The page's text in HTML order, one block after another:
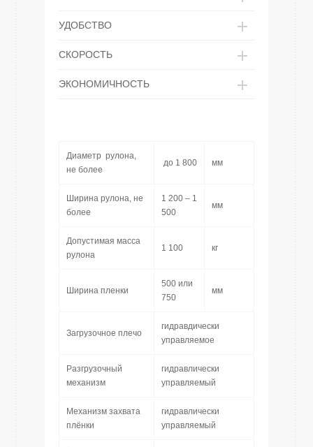
УДОБСТВО
СКОРОСТЬ
ЭКОНОМИЧНОСТЬ
Диаметр рулона,
не более
до 1 800 мм
Ширина рулона, не
более
1 200 – 1
500
мм
Допустимая масса
рулона
1 100 кг
Ширина пленки
500 или
750
мм
Загрузочное плечо
гидравдически
управляемое
Разгрузочный
механизм
гидравлически
управляемый
Механизм захвата
плёнки
гидравлически
управляемый